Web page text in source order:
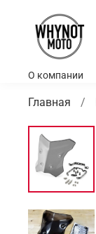
О компании
Главная